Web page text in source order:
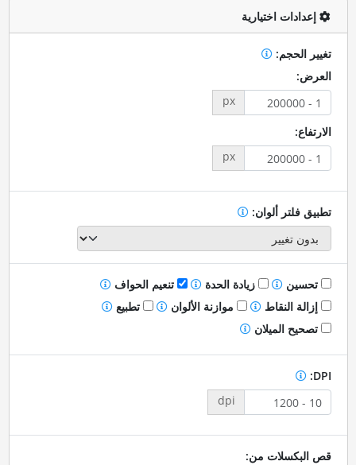
إعدادات اختيارية
تغيير الحجم:
العرض:
px
الارتفاع:
px
تطبيق فلتر ألوان:
تحسين زيادة الحدة
تنعيم الحواف
إزالة النقاط
موازنة الألوان
تطبيع
تصحيح الميلان
DPI:
dpi
قص البكسلات من: